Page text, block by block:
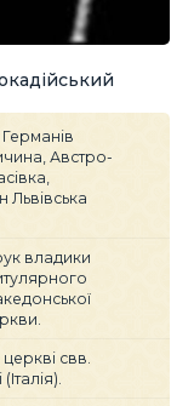
Австро-
Львівська
владики
свв.